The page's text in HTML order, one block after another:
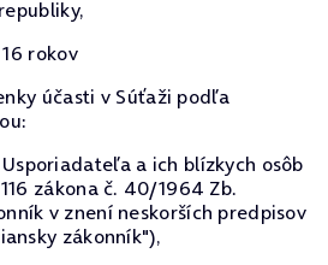
rokov
účasti v Súťaži podľa
a ich blízkych osôb
zákona č. 40/1964 Zb.
v znení neskorších predpisov
zákonník"),